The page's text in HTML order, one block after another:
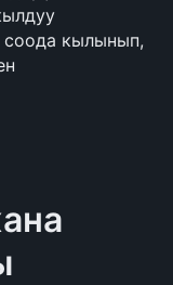
кылынып,